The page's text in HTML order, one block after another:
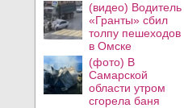
(видео) Водитель
«Гранты» сбил
толпу пешеходов
в Омске
(фото) В
Самарской
области утром
сгорела баня